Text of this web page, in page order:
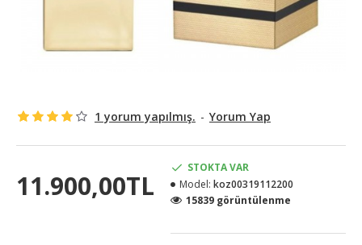
1 yorum yapılmış. - Yorum Yap
11.900,00TL
STOKTA VAR
Model: koz00319112200
15839 görüntülenme